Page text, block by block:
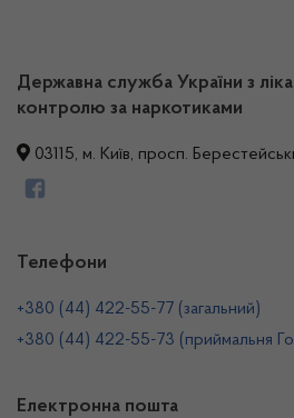
Державна служба України з
контролю за наркотиками
03115, м. Київ, просп.
Телефони
+380 (44) 422-55-77 (загальний)
+380 (44) 422-55-73 (приймальня
Електронна пошта